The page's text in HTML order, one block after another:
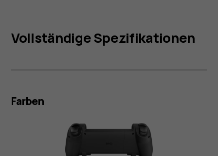
Vollständige Spezifikationen
Farben